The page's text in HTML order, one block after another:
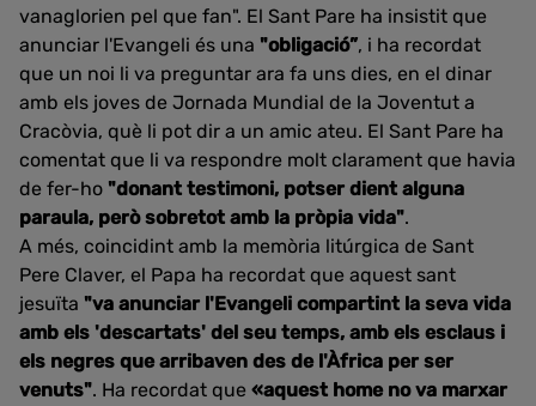
vanaglorien pel que fan". El Sant Pare ha insistit que
anunciar l'Evangeli és una "obligació”, i ha recordat
que un noi li va preguntar ara fa uns dies, en el dinar
amb els joves de Jornada Mundial de la Joventut a
Cracòvia, què li pot dir a un amic ateu. El Sant Pare ha
comentat que li va respondre molt clarament que havia
de fer-ho "donant testimoni, potser dient alguna
paraula, però sobretot amb la pròpia vida".
A més, coincidint amb la memòria litúrgica de Sant
Pere Claver, el Papa ha recordat que aquest sant
jesuïta "va anunciar l'Evangeli compartint la seva vida
amb els 'descartats' del seu temps, amb els esclaus i
els negres que arribaven des de l'Àfrica per ser
venuts". Ha recordat que «aquest home no va marxar